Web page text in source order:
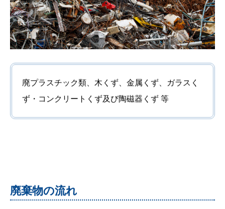
廃プラスチック類、木くず、金属くず、ガラスく
ず・コンクリートくず及び陶磁器くず 等
廃棄物の流れ